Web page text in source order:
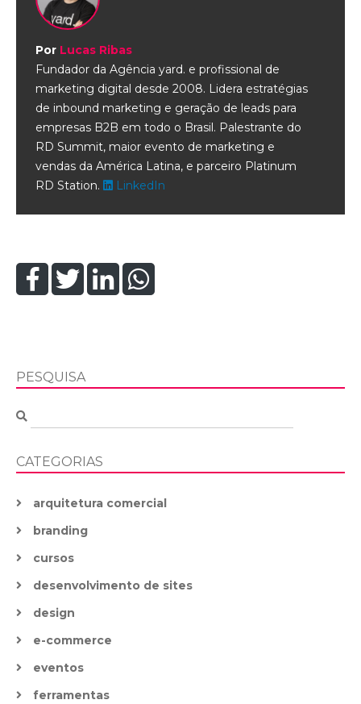
Por Lucas Ribas
Fundador da Agência yard. e profissional de
marketing digital desde 2008. Lidera estratégias
de inbound marketing e geração de leads para
empresas B2B em todo o Brasil. Palestrante do
RD Summit, maior evento de marketing e
vendas da América Latina, e parceiro Platinum
RD Station.
LinkedIn
PESQUISA
CATEGORIAS
arquitetura comercial
branding
cursos
desenvolvimento de sites
design
e-commerce
eventos
ferramentas